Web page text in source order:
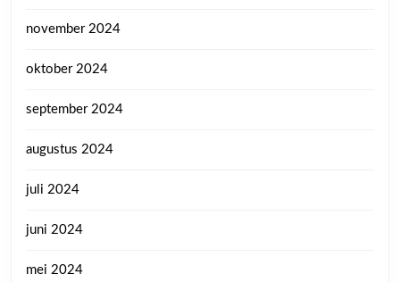
november 2024
oktober 2024
september 2024
augustus 2024
juli 2024
juni 2024
mei 2024